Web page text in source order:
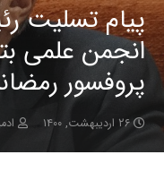
پیام تسلیت
انجمن علمی
پروفسور
۲۶ اردیبهشت, ۱۴۰۰